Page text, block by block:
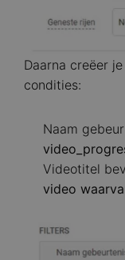
Daarna creëer
condities:
Naam
Videotitel
video
Image